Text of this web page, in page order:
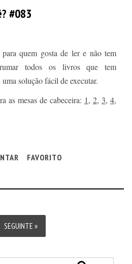
#083
quem gosta de ler e não tem
todos os livros que tem
solução fácil de executar.
as mesas de cabeceira: 1, 2, 3, 4,
FAVORITO
SEGUINTE »